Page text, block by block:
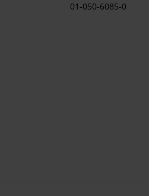
01-050-6085-0